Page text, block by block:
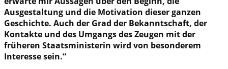
Ausgestaltung und die Motivation dieser ganzen
Geschichte. Auch der Grad der Bekanntschaft, der
Kontakte und des Umgangs des Zeugen mit der
früheren Staatsministerin wird von besonderem
Interesse sein.“